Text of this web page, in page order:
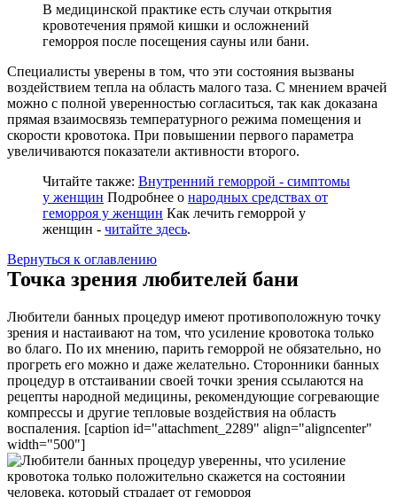
В медицинской практике есть случаи открытия
кровотечения прямой кишки и осложнений
геморроя после посещения сауны или бани.
Специалисты уверены в том, что эти состояния вызваны
воздействием тепла на область малого таза. С мнением врачей
можно с полной уверенностью согласиться, так как доказана
прямая взаимосвязь температурного режима помещения и
скорости кровотока. При повышении первого параметра
увеличиваются показатели активности второго.
Читайте также: Внутренний геморрой - симптомы
у женщин Подробнее о народных средствах от
геморроя у женщин Как лечить геморрой у
женщин - читайте здесь.
Вернуться к оглавлению
Точка зрения любителей бани
Любители банных процедур имеют противоположную точку
зрения и настаивают на том, что усиление кровотока только
во благо. По их мнению, парить геморрой не обязательно, но
прогреть его можно и даже желательно. Сторонники банных
процедур в отстаивании своей точки зрения ссылаются на
рецепты народной медицины, рекомендующие согревающие
компрессы и другие тепловые воздействия на область
воспаления. [caption id="attachment_2289" align="aligncenter"
width="500"]